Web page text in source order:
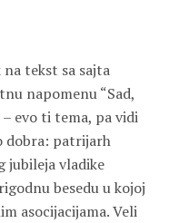
tekst sa sajta
napomenu “Sad,
evo ti tema, pa vidi
dobra: patrijarh
jubileja vladike
besedu u kojoj
asocijacijama. Veli